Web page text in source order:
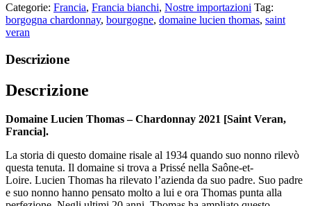
Categorie: Francia, Francia bianchi, Nostre importazioni Tag:
borgogna chardonnay, bourgogne, domaine lucien thomas, saint
veran
Descrizione
Descrizione
Domaine Lucien Thomas – Chardonnay 2021 [Saint Veran,
Francia].
La storia di questo domaine risale al 1934 quando suo nonno rilevò
questa tenuta. Il domaine si trova a Prissé nella Saône-et-
Loire. Lucien Thomas ha rilevato l’azienda da suo padre. Suo padre
e suo nonno hanno pensato molto a lui e ora Thomas punta alla